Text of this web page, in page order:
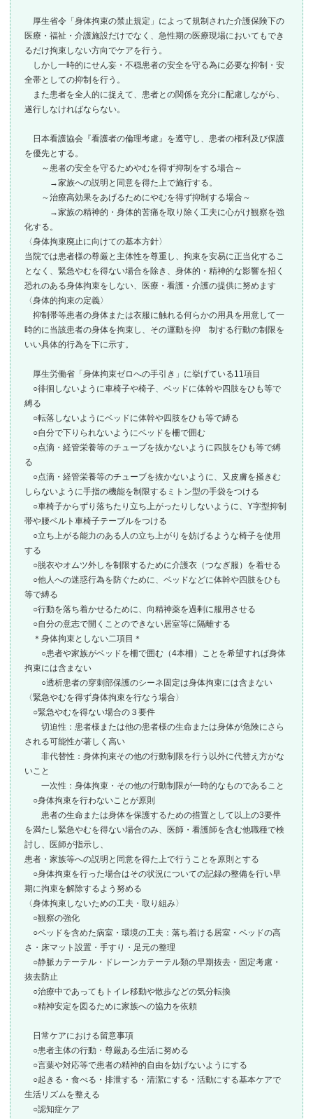
厚生省令「身体拘束の禁止規定」によって規制された介護保険下の
医療・福祉・介護施設だけでなく、急性期の医療現場においてもでき
るだけ拘束しない方向でケアを行う。
しかし一時的にせん妄・不穏患者の安全を守る為に必要な抑制・安
全帯としての抑制を行う。
また患者を全人的に捉えて、患者との関係を充分に配慮しながら、
遂行しなければならない。
日本看護協会『看護者の倫理考慮』を遵守し、患者の権利及び保護
を優先とする。
～患者の安全を守るためやむを得ず抑制をする場合～
→家族への説明と同意を得た上で施行する。
～治療高効果をあげるためにやむを得ず抑制する場合～
→家族の精神的・身体的苦痛を取り除く工夫に心がけ観察を強
化する。
〈身体拘束廃止に向けての基本方針〉
当院では患者様の尊厳と主体性を尊重し、拘束を安易に正当化するこ
となく、緊急やむを得ない場合を除き、身体的・精神的な影響を招く
恐れのある身体拘束をしない、医療・看護・介護の提供に努めます
〈身体的拘束の定義〉
抑制帯等患者の身体または衣服に触れる何らかの用具を用意して一
時的に当該患者の身体を拘束し、その運動を抑 制する行動の制限を
いい具体的行為を下に示す。
厚生労働省「身体拘束ゼロへの手引き」に挙げている11項目
○徘徊しないように車椅子や椅子、ベッドに体幹や四肢をひも等で
縛る
○転落しないようにベッドに体幹や四肢をひも等で縛る
○自分で下りられないようにベッドを柵で囲む
○点滴・経管栄養等のチューブを抜かないように四肢をひも等で縛
る
○点滴・経管栄養等のチューブを抜かないように、又皮膚を掻きむ
しらないように手指の機能を制限するミトン型の手袋をつける
○車椅子からずり落ちたり立ち上がったりしないように、Y字型抑制
帯や腰ベルト車椅子テーブルをつける
○立ち上がる能力のある人の立ち上がりを妨げるような椅子を使用
する
○脱衣やオムツ外しを制限するために介護衣（つなぎ服）を着せる
○他人への迷惑行為を防ぐために、ベッドなどに体幹や四肢をひも
等で縛る
○行動を落ち着かせるために、向精神薬を過剰に服用させる
○自分の意志で開くことのできない居室等に隔離する
＊身体拘束としない二項目＊
○患者や家族がベッドを柵で囲む（4本柵）ことを希望すれば身体
拘束には含まない
○透析患者の穿刺部保護のシーネ固定は身体拘束には含まない
〈緊急やむを得ず身体拘束を行なう場合〉
○緊急やむを得ない場合の３要件
切迫性：患者様または他の患者様の生命または身体が危険にさら
される可能性が著しく高い
非代替性：身体拘束その他の行動制限を行う以外に代替え方がな
いこと
一次性：身体拘束・その他の行動制限が一時的なものであること
○身体拘束を行わないことが原則
患者の生命または身体を保護するための措置として以上の3要件
を満たし緊急やむを得ない場合のみ、医師・看護師を含む他職種で検
討し、医師が指示し、
患者・家族等への説明と同意を得た上で行うことを原則とする
○身体拘束を行った場合はその状況についての記録の整備を行い早
期に拘束を解除するよう努める
〈身体拘束しないための工夫・取り組み〉
○観察の強化
○ベッドを含めた病室・環境の工夫：落ち着ける居室・ベッドの高
さ・床マット設置・手すり・ 足元の整理
○静脈カテーテル・ドレーンカテーテル類の早期抜去・固定考慮・
抜去防止
○治療中であってもトイレ移動や散歩などの気分転換
○精神安定を図るために家族への協力を依頼
日常ケアにおける留意事項
○患者主体の行動・尊厳ある生活に努める
○言葉や対応等で患者の精神的自由を妨げないようにする
○起きる・食べる・排泄する・清潔にする・活動にする基本ケアで
生活リズムを整える
○認知症ケア